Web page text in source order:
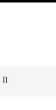
11